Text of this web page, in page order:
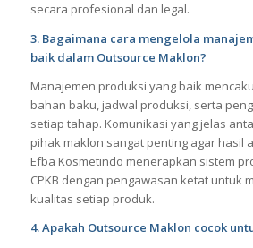
secara profesional dan legal.
3. Bagaimana cara mengelola
baik dalam Outsource Maklon?
Manajemen produksi yang baik
bahan baku, jadwal produksi, serta
setiap tahap. Komunikasi yang jelas
pihak maklon sangat penting agar hasil
Efba Kosmetindo menerapkan sistem
CPKB dengan pengawasan ketat untuk
kualitas setiap produk.
4. Apakah Outsource Maklon cocok